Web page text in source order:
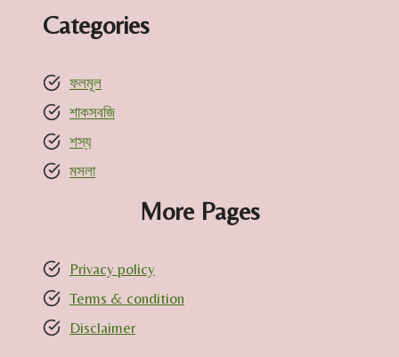
Categories
ফলমূল
শাকসবজি
শস্য
মসলা
More Pages
Privacy policy
Terms & condition
Disclaimer